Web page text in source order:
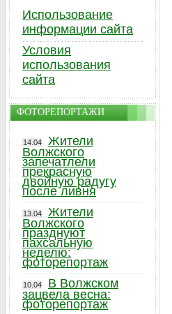
Использование
информации сайта
Условия
использования
сайта
ФОТОРЕПОРТАЖИ
14.04
Жители
Волжского
запечатлели
прекрасную
двойную радугу
после ливня
13.04
Жители
Волжского
празднуют
пахсальную
неделю:
фоторепортаж
10.04
В Волжском
зацвела весна:
фоторепортаж